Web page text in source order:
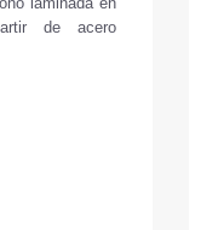
de acero